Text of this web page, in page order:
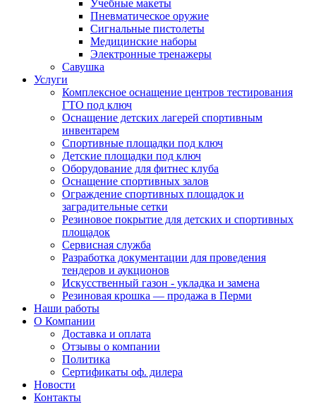
Учебные макеты
Пневматическое оружие
Сигнальные пистолеты
Медицинские наборы
Электронные тренажеры
Савушка
Услуги
Комплексное оснащение центров тестирования
ГТО под ключ
Оснащение детских лагерей спортивным
инвентарем
Спортивные площадки под ключ
Детские площадки под ключ
Оборудование для фитнес клуба
Оснащение спортивных залов
Ограждение спортивных площадок и
заградительные сетки
Резиновое покрытие для детских и спортивных
площадок
Сервисная служба
Разработка документации для проведения
тендеров и аукционов
Искусственный газон - укладка и замена
Резиновая крошка — продажа в Перми
Наши работы
О Компании
Доставка и оплата
Отзывы о компании
Политика
Сертификаты оф. дилера
Новости
Контакты